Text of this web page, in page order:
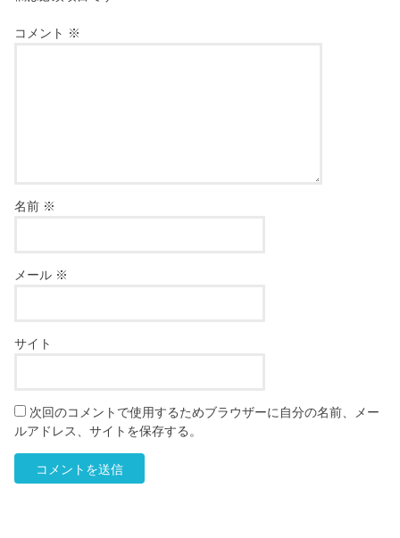
コメント ※
名前 ※
メール ※
サイト
次回のコメントで使用するためブラウザーに自分の名前、メー
ルアドレス、サイトを保存する。